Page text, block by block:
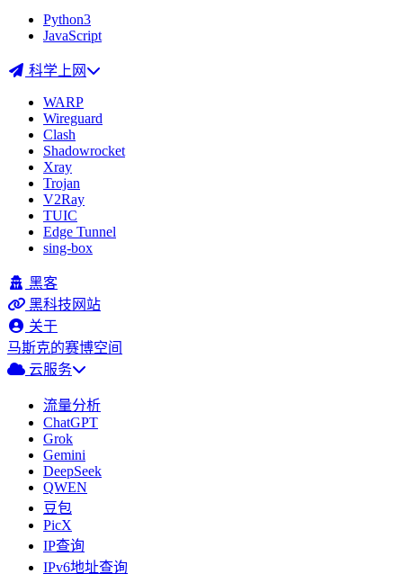
Python3
JavaScript
科学上网
WARP
Wireguard
Clash
Shadowrocket
Xray
Trojan
V2Ray
TUIC
Edge Tunnel
sing-box
黑客
黑科技网站
关于
马斯克的赛博空间
云服务
流量分析
ChatGPT
Grok
Gemini
DeepSeek
QWEN
豆包
PicX
IP查询
IPv6地址查询